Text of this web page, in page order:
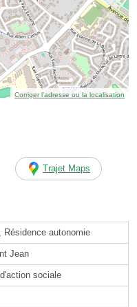
Corriger l’adresse ou la localisation
Trajet Maps
Résidence autonomie
Jean
sociale